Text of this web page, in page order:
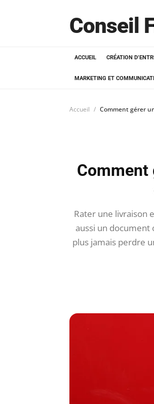
Conseil
ACCUEIL CRÉATION
MARKETING ET
Accueil Comment gérer
Comment
Rater une livraison
aussi un document
plus jamais perdre